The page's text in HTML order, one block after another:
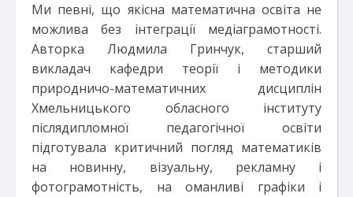
Ми певні, що якісна математична освіта не
можлива без інтеграції медіаграмотності.
Авторка Людмила Гринчук, старший
викладач кафедри теорії і методики
природничо-математичних дисциплін
Хмельницького обласного інституту
післядипломної педагогічної освіти
підготувала критичний погляд математиків
на новинну, візуальну, рекламну і
фотограмотність, на оманливі графіки і